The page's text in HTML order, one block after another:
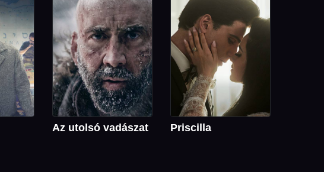
Az utolsó vadászat Priscilla